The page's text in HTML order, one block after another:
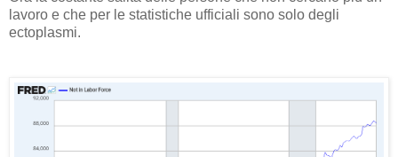
lavoro e che per le statistiche ufficiali sono solo degli
ectoplasmi.